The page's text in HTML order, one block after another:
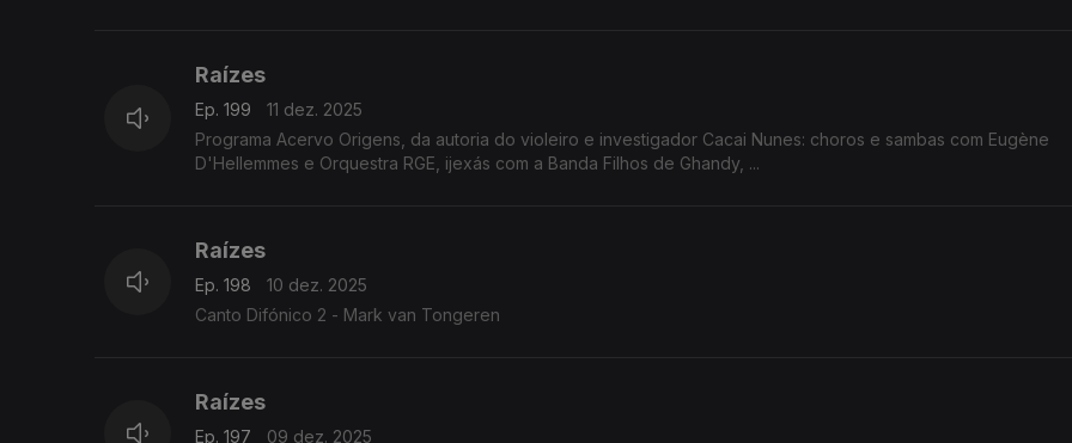
Raízes
Ep. 199
11 dez. 2025
Programa Acervo Origens, da autoria do violeiro e investigador Cacai Nunes: choros e sambas com Eugène
D'Hellemmes e Orquestra RGE, ijexás com a Banda Filhos de Ghandy, ...
Raízes
Ep. 198
10 dez. 2025
Canto Difónico 2 - Mark van Tongeren
Raízes
Ep. 197
09 dez. 2025